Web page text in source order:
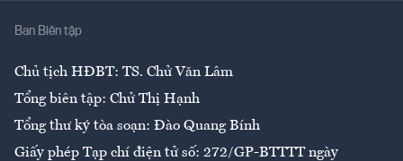
Ban Biên tập
Chủ tịch HĐBT: TS. Chử Văn Lâm
Tổng biên tập: Chử Thị Hạnh
Tổng thư ký tòa soạn: Đào Quang Bính
Giấy phép Tạp chí điện tử số: 272/GP-BTTTT ngày